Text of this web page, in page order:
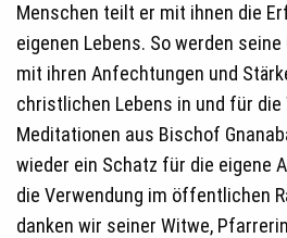
Menschen teilt er mit ihnen die
eigenen Lebens. So werden
mit ihren Anfechtungen und
christlichen Lebens in und für die
Meditationen aus Bischof
wieder ein Schatz für die eigene
die Verwendung im öffentlichen
danken wir seiner Witwe,